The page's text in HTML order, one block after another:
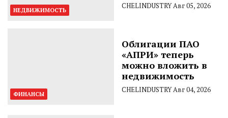
НЕДВИЖИМОСТЬ CHELINDUSTRYАвг 05, 2026
ФИНАНСЫ
Облигации ПАО
«АПРИ» теперь
можно вложить в
недвижимость
CHELINDUSTRYАвг 04, 2026